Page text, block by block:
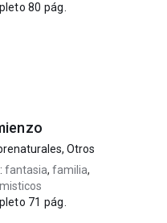
Texto completo 80 pág.
,Otros
fantasia,familia,
Texto completo 71 pág.